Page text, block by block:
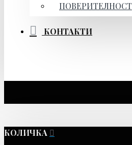
ПОВЕРИТЕЛНОСТ
КОНТАКТИ
КОЛИЧКА